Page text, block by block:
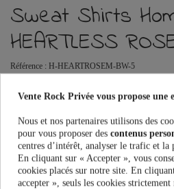
Sweat Shirts
HEARTLESS
Référence : H-HEARTROSEM-BW-5
prix. Vente Rock Privée le spécialiste des
encore...
Taille:
Vente Rock Privée vous propose une
Nous et nos partenaires utilisons des
pour vous proposer des contenus
centres d’intérêt, analyser le trafic et la
En cliquant sur « Accepter », vous
cookies placés sur notre site. En
accepter », seuls les cookies strictement